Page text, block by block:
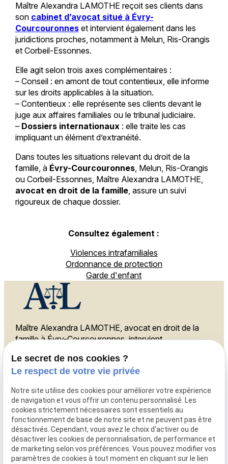
Maître Alexandra LAMOTHE reçoit ses clients dans
son cabinet d’avocat situé à Évry-
Courcouronneset intervient également dans les
juridictions proches, notamment à Melun, Ris-Orangis
et Corbeil-Essonnes.
Elle agit selon trois axes complémentaires :
– Conseil : en amont de tout contentieux, elle informe
sur les droits applicables à la situation.
– Contentieux : elle représente ses clients devant le
juge aux affaires familiales ou le tribunal judiciaire.
– Dossiers internationaux: elle traite les cas
impliquant un élément d’extranéité.
Dans toutes les situations relevant du droit de la
famille, à Évry-Courcouronnes, Melun, Ris-Orangis
ou Corbeil-Essonnes, Maître Alexandra LAMOTHE,
avocat en droit de la famille, assure un suivi
rigoureux de chaque dossier.
Consultez également :
Violences intrafamiliales
Ordonnance de protection
Garde d'enfant
Maître Alexandra LAMOTHE, avocat en droit de la
famille à Évry-Courcouronnes, intervient
Essonnes.
01 88 24 23 34
Adresse
11 rue des Mazières,
91000 Évry-Courcouronnes
Horaires
Le secret de nos cookies ?
Le respect de votre vie privée
Notre site utilise des cookies pour améliorer votre expérience
de navigation et vous offrir un contenu personnalisé. Les
cookies strictement nécessaires sont essentiels au
fonctionnement de base de notre site et ne peuvent pas être
désactivés. Cependant, vous avez le choix d'activer ou de
désactiver les cookies de personnalisation, de performance et
de marketing selon vos préférences. Vous pouvez modifier vos
paramètres de cookies à tout moment en cliquant sur le lien